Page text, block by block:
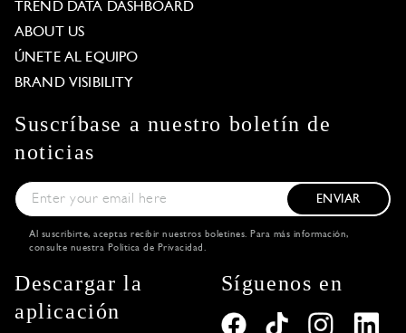
TREND DATA DASHBOARD
ABOUT US
ÚNETE AL EQUIPO
BRAND VISIBILITY
Suscríbase a nuestro boletín de
noticias
ENVIAR
Al suscribirte, aceptas recibir nuestros boletines. Para más información,
consulte nuestra Política de Privacidad .
Descargar la
aplicación
Síguenos en